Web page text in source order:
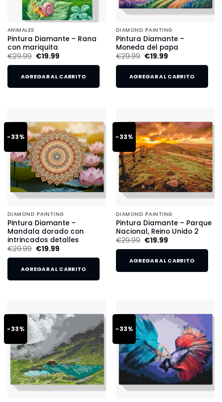
ANIMALES
Pintura Diamante – Rana
con mariquita
€29.99 €19.99
AGREGAR AL CARRITO
DIAMOND PAINTING
Pintura Diamante –
Moneda del papa
€29.99 €19.99
AGREGAR AL CARRITO
-33%
DIAMOND PAINTING
Pintura Diamante –
Mandala dorado con
intrincados detalles
€29.99 €19.99
AGREGAR AL CARRITO
-33%
DIAMOND PAINTING
Pintura Diamante – Parque
Nacional, Reino Unido 2
€29.99 €19.99
AGREGAR AL CARRITO
-33% -33%